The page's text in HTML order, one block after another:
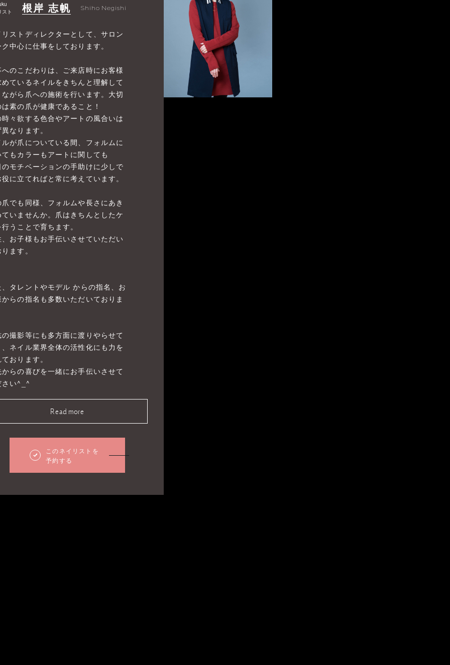
スト
根岸 志帆 Shiho Negishi
リストディレクターとして、サロン
中心に仕事をしております。
へのこだわりは、ご来店時にお客様
めているネイルをきちんと理解して
ながら爪への施術を行います。大切
素の爪が健康であること！
時々欲する色合やアートの風合いは
なります。
ルが爪についている間、フォルムに
てもカラーもアートに関しても
のモチベーションの手助けに少しで
に立てればと常に考えています。
爪でも同様、フォルムや長さにあき
ていませんか。爪はきちんとしたケ
うことで育ちます。
、お子様もお手伝いさせていただい
ます。
、タレントやモデル からの指名、お
からの指名も多数いただいておりま
の撮影等にも多方面に渡りやらせて
、ネイル業界全体の活性化にも力を
おります。
からの喜びを一緒にお手伝いさせて
さい^_^
Read more
このネイリストを
予約する